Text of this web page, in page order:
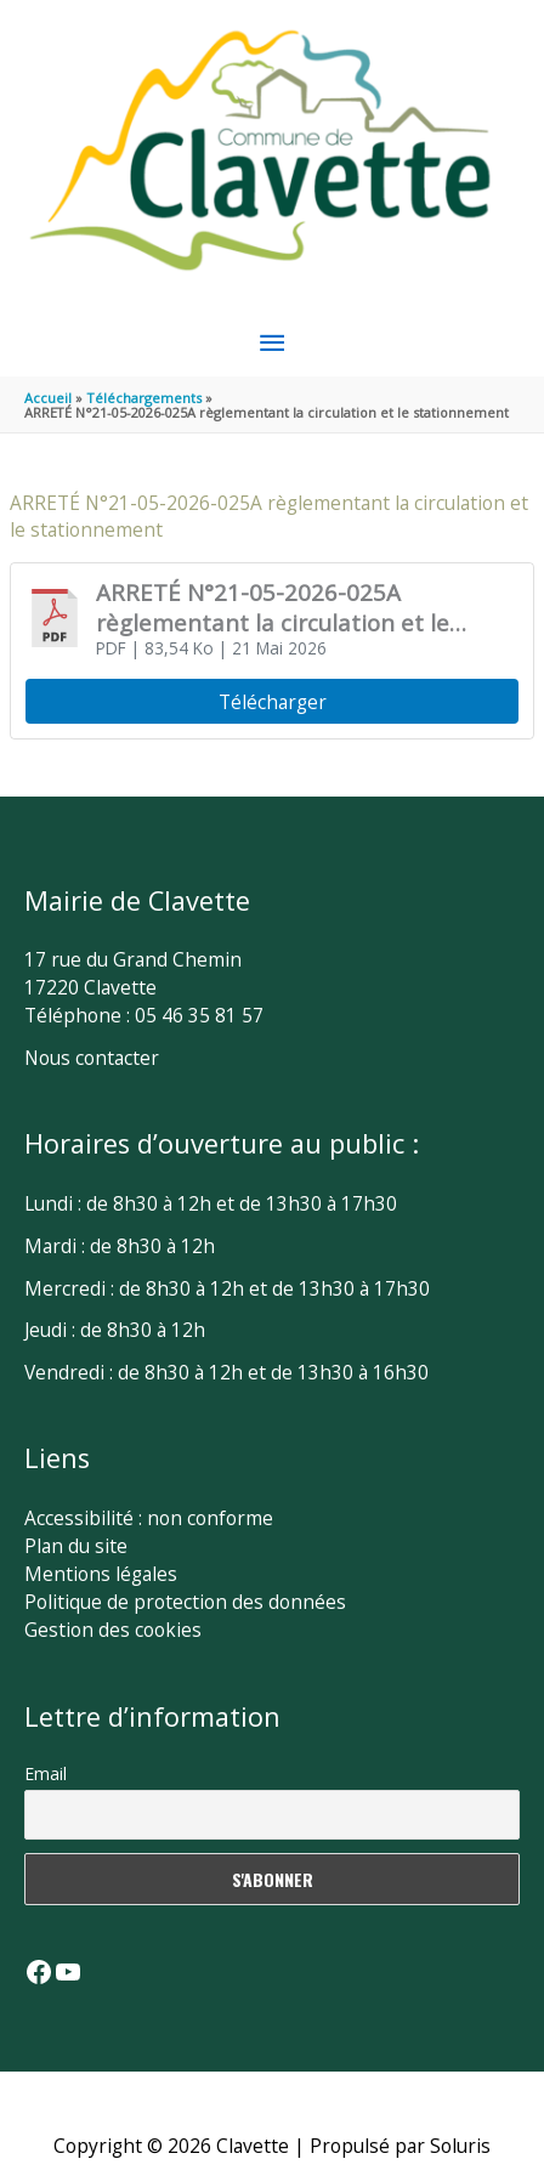
MENU
PRINCIPAL
Accueil
Téléchargements
ARRETÉ N°21-05-2026-025A règlementant la circulation et le stationnement
ARRETÉ N°21-05-2026-025A règlementant la circulation et
le stationnement
ARRETÉ N°21-05-2026-025A
règlementant la circulation et le
stationnement
PDF| 83,54 Ko | 21 Mai 2026
Télécharger
Mairie de Clavette
17 rue du Grand Chemin
17220 Clavette
Téléphone : 05 46 35 81 57
Nous contacter
Horaires d’ouverture au public :
Lundi : de 8h30 à 12h et de 13h30 à 17h30
Mardi : de 8h30 à 12h
Mercredi : de 8h30 à 12h et de 13h30 à 17h30
Jeudi : de 8h30 à 12h
Vendredi : de 8h30 à 12h et de 13h30 à 16h30
Liens
Accessibilité : non conforme
Plan du site
Mentions légales
Politique de protection des données
Gestion des cookies
Lettre d’information
Email
Facebook
YouTube
Copyright © 2026 Clavette | Propulsé par Soluris